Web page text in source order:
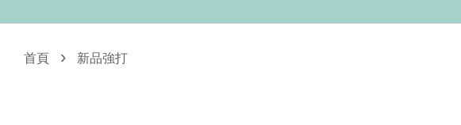
首頁 › 新品強打